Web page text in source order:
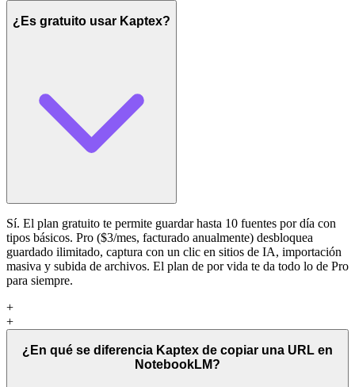
¿Es gratuito usar Kaptex?
Sí. El plan gratuito te permite guardar hasta 10 fuentes por día con
tipos básicos. Pro ($3/mes, facturado anualmente) desbloquea
guardado ilimitado, captura con un clic en sitios de IA, importación
masiva y subida de archivos. El plan de por vida te da todo lo de Pro
para siempre.
+
+
¿En qué se diferencia Kaptex de copiar una URL en
NotebookLM?